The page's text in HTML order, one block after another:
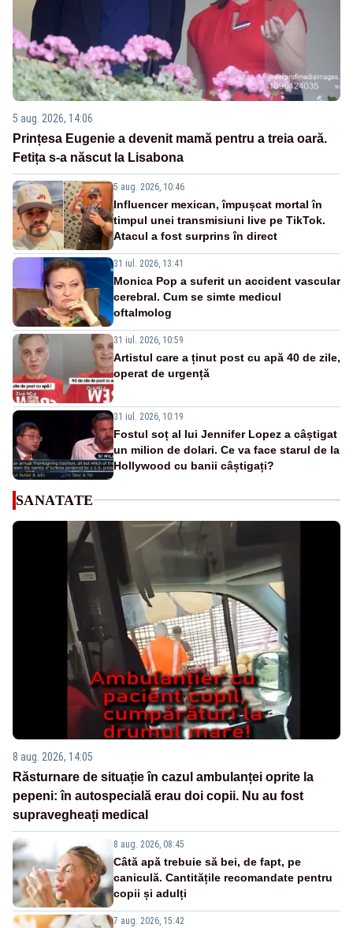
5 aug. 2026, 14:06
Prințesa Eugenie a devenit mamă pentru a treia oară.
Fetița s-a născut la Lisabona
5 aug. 2026, 10:46
Influencer mexican, împușcat mortal în
timpul unei transmisiuni live pe TikTok.
Atacul a fost surprins în direct
31 iul. 2026, 13:41
Monica Pop a suferit un accident vascular
cerebral. Cum se simte medicul
oftalmolog
31 iul. 2026, 10:59
Artistul care a ținut post cu apă 40 de zile,
operat de urgență
31 iul. 2026, 10:19
Fostul soț al lui Jennifer Lopez a câștigat
un milion de dolari. Ce va face starul de la
Hollywood cu banii câștigați?
SANATATE
8 aug. 2026, 14:05
Răsturnare de situație în cazul ambulanței oprite la
pepeni: în autospecială erau doi copii. Nu au fost
supravegheați medical
8 aug. 2026, 08:45
Câtă apă trebuie să bei, de fapt, pe
caniculă. Cantitățile recomandate pentru
copii și adulți
7 aug. 2026, 15:42